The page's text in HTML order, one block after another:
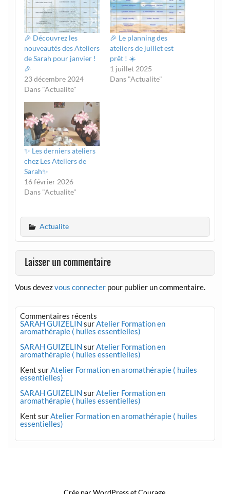
🎉 Découvrez les
nouveautés des Ateliers
de Sarah pour janvier !
🎉
23 décembre 2024
Dans "Actualite"
🎉 Le planning des
ateliers de juillet est
prêt ! ☀️
1 juillet 2025
Dans "Actualite"
✨ Les derniers ateliers
chez Les Ateliers de
Sarah✨
16 février 2026
Dans "Actualite"
Actualite
Laisser un commentaire
Vous devezvous connecterpour publier un commentaire.
Commentaires récents
SARAH GUIZELIN sur Atelier Formation en
aromathérapie ( huiles essentielles)
SARAH GUIZELIN surAtelier Formation en
aromathérapie ( huiles essentielles)
Kent surAtelier Formation en aromathérapie ( huiles
essentielles)
SARAH GUIZELIN surAtelier Formation en
aromathérapie ( huiles essentielles)
Kent surAtelier Formation en aromathérapie ( huiles
essentielles)
Crée parWordPressetCourage.